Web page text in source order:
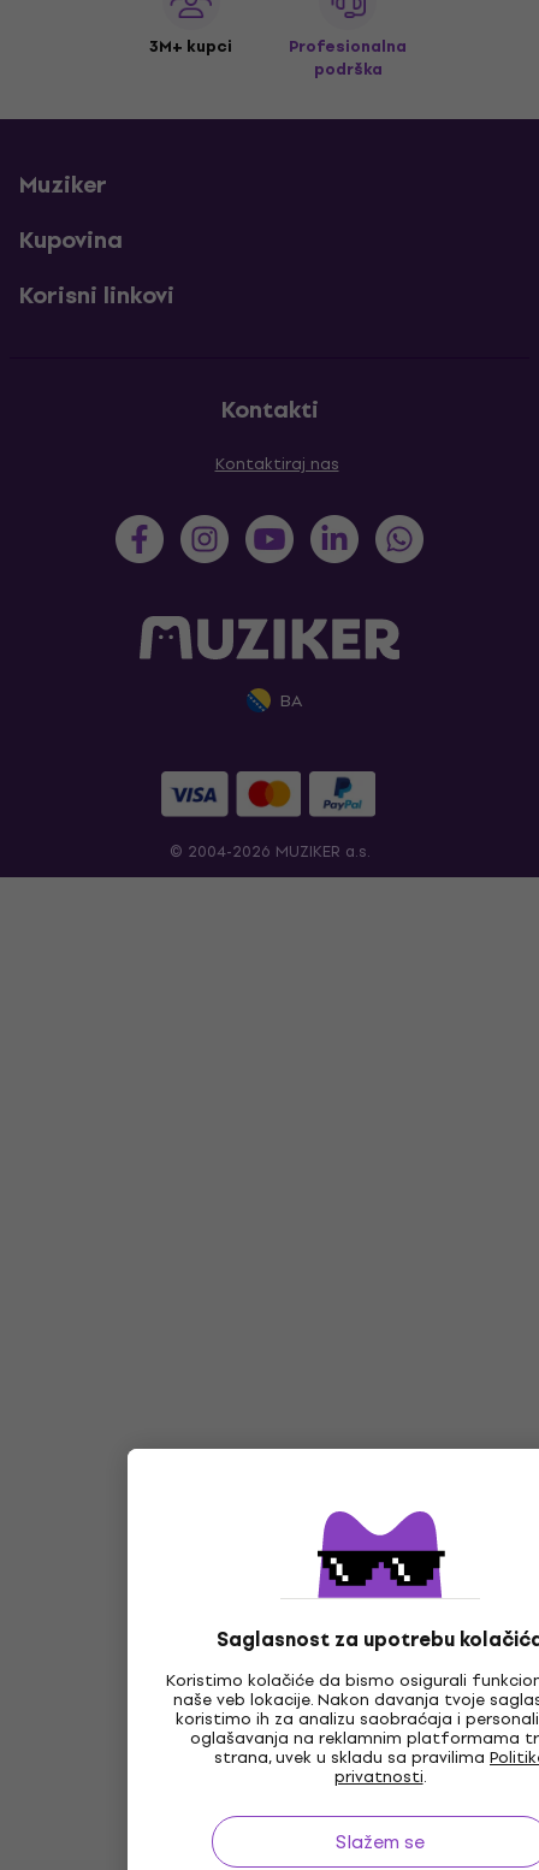
Saglasnost za upotrebu
Koristimo kolačiće da bismo osigurali
naše veb lokacije. Nakon davanja tvoje
koristimo ih za analizu saobraćaja i
oglašavanja na reklamnim platformama
strana, uvek u skladu sa pravilima
privatnosti.
Slažem se
3M+ kupci
Profesionalna
podrška
Muziker
Kupovina
Korisni linkovi
Kontakti
Kontaktiraj nas
BA
© 2004-2026 MUZIKER a.s.